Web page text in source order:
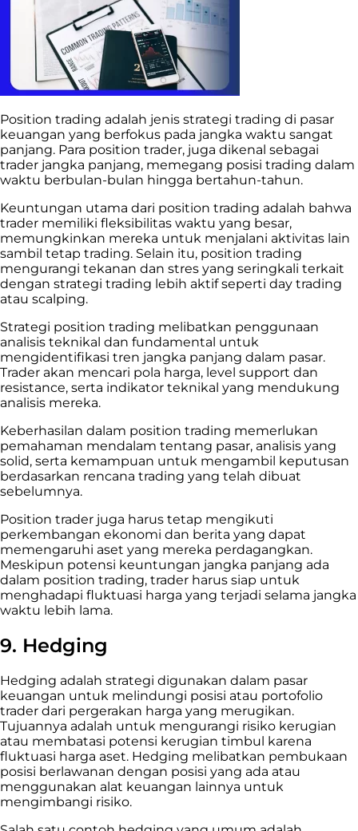
Position trading adalah jenis strategi trading di pasar
keuangan yang berfokus pada jangka waktu sangat
panjang. Para position trader, juga dikenal sebagai
trader jangka panjang, memegang posisi trading dalam
waktu berbulan-bulan hingga bertahun-tahun.
Keuntungan utama dari position trading adalah bahwa
trader memiliki fleksibilitas waktu yang besar,
memungkinkan mereka untuk menjalani aktivitas lain
sambil tetap trading. Selain itu, position trading
mengurangi tekanan dan stres yang seringkali terkait
dengan strategi trading lebih aktif seperti day trading
atau scalping.
Strategi position trading melibatkan penggunaan
analisis teknikal dan fundamental untuk
mengidentifikasi tren jangka panjang dalam pasar.
Trader akan mencari pola harga, level support dan
resistance, serta indikator teknikal yang mendukung
analisis mereka.
Keberhasilan dalam position trading memerlukan
pemahaman mendalam tentang pasar, analisis yang
solid, serta kemampuan untuk mengambil keputusan
berdasarkan rencana trading yang telah dibuat
sebelumnya.
Position trader juga harus tetap mengikuti
perkembangan ekonomi dan berita yang dapat
memengaruhi aset yang mereka perdagangkan.
Meskipun potensi keuntungan jangka panjang ada
dalam position trading, trader harus siap untuk
menghadapi fluktuasi harga yang terjadi selama jangka
waktu lebih lama.
9. Hedging
Hedging adalah strategi digunakan dalam pasar
keuangan untuk melindungi posisi atau portofolio
trader dari pergerakan harga yang merugikan.
Tujuannya adalah untuk mengurangi risiko kerugian
atau membatasi potensi kerugian timbul karena
fluktuasi harga aset. Hedging melibatkan pembukaan
posisi berlawanan dengan posisi yang ada atau
menggunakan alat keuangan lainnya untuk
mengimbangi risiko.